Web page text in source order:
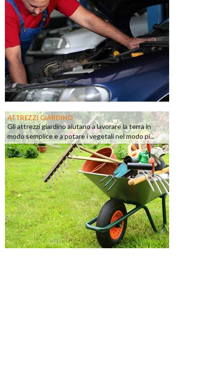
ATTREZZI GIARDINO
Gli attrezzi giardino aiutano a lavorare la terra in
modo semplice e a potare i vegetali nel modo pi...